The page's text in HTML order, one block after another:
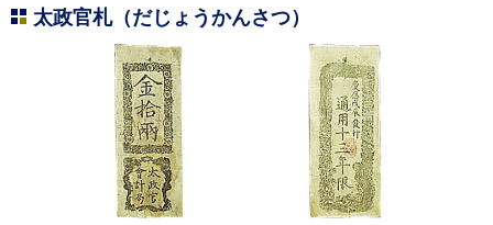
太政官札（だじょうかんさつ）